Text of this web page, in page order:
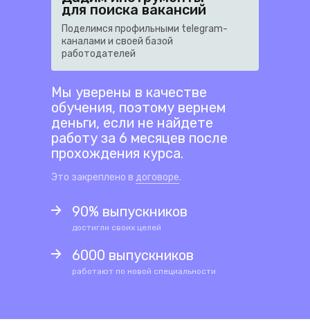
Поделимся профильными telegram-
каналами и своей базой
работодателей
для поиска вакансий
6000 выпускников
достигли своих целей
90% выпускников
Мы уверены в качестве
обучения, поэтому вернем
деньги, если не найдете
работу за 6 месяцев после
прохождения курса.
Это закреплено в договоре.
работают по новой специальности